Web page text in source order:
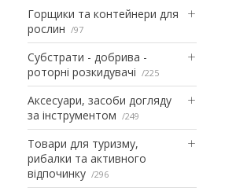
Горщики та контейнери для
рослин
97
Субстрати - добрива -
роторні розкидувачі
225
Аксесуари, засоби догляду
за інструментом
249
Товари для туризму,
рибалки та активного
відпочинку
296